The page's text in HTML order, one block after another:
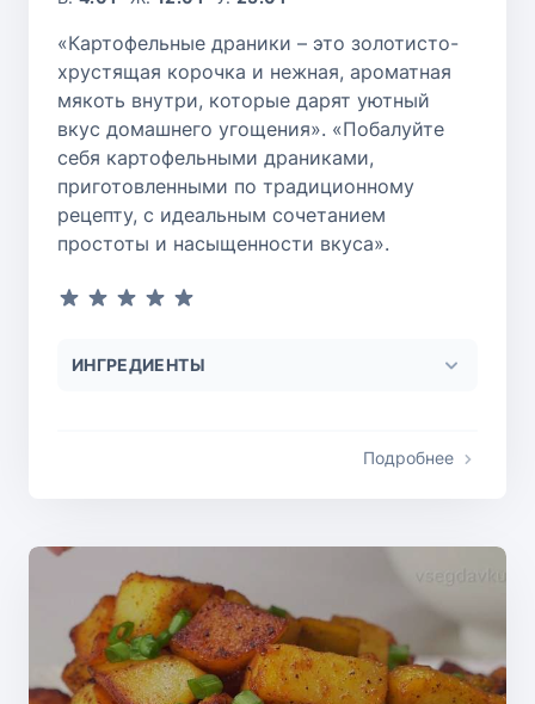
«Картофельные драники – это золотисто-
хрустящая корочка и нежная, ароматная
мякоть внутри, которые дарят уютный
вкус домашнего угощения». «Побалуйте
себя картофельными драниками,
приготовленными по традиционному
рецепту, с идеальным сочетанием
простоты и насыщенности вкуса».
ИНГРЕДИЕНТЫ
Подробнее